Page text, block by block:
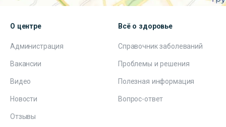
О центре
Администрация
Вакансии
Видео
Новости
Отзывы
Всё о здоровье
Справочник заболеваний
Проблемы и решения
Полезная информация
Вопрос-ответ